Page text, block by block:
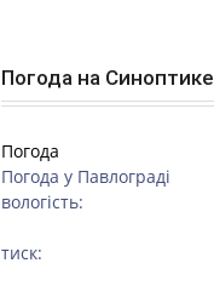
Погода на Синоптике
Погода
Погода у Павлограді
вологість:
тиск: